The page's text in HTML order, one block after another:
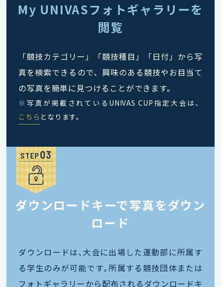
My UNIVASフォトギャラリーを
閲覧
「競技カテゴリー」「競技種目」「日付」から写
真を検索できるので、興味のある競技やお目当て
の写真を簡単に見つけることができます。
※ 写真が掲載されているUNIVAS CUP指定大会は、
こちら となります。
STEP
ダウンロードキーで写真をダウン
ロード
ダウンロードは､大会に出場した運動部に所属す
る学生のみが可能です｡所属する競技団体または
フォトギャラリーから配布されるダウンロードキ